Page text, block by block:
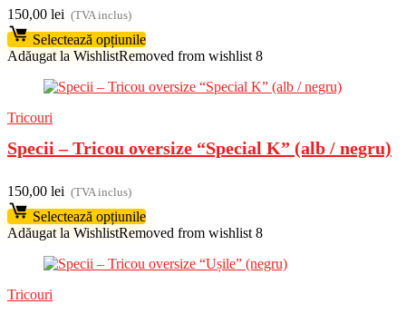
150,00 lei (TVA inclus)
Selectează opțiunile
Adăugat la WishlistRemoved from wishlist 8
Tricouri
Specii – Tricou oversize “Special K” (alb / negru)
150,00 lei (TVA inclus)
Selectează opțiunile
Adăugat la WishlistRemoved from wishlist 8
Tricouri